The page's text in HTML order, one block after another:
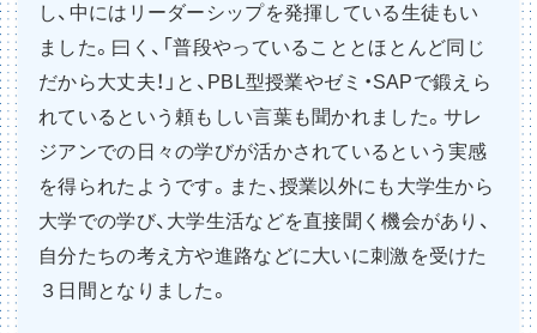
し、中にはリーダーシップを発揮している生徒もい
ました。曰く、「普段やっていることとほとんど同じ
だから大丈夫！」と、PBL型授業やゼミ・SAPで鍛えら
れているという頼もしい言葉も聞かれました。サレ
ジアンでの日々の学びが活かされているという実感
を得られたようです。また、授業以外にも大学生から
大学での学び、大学生活などを直接聞く機会があり、
自分たちの考え方や進路などに大いに刺激を受けた
３日間となりました。